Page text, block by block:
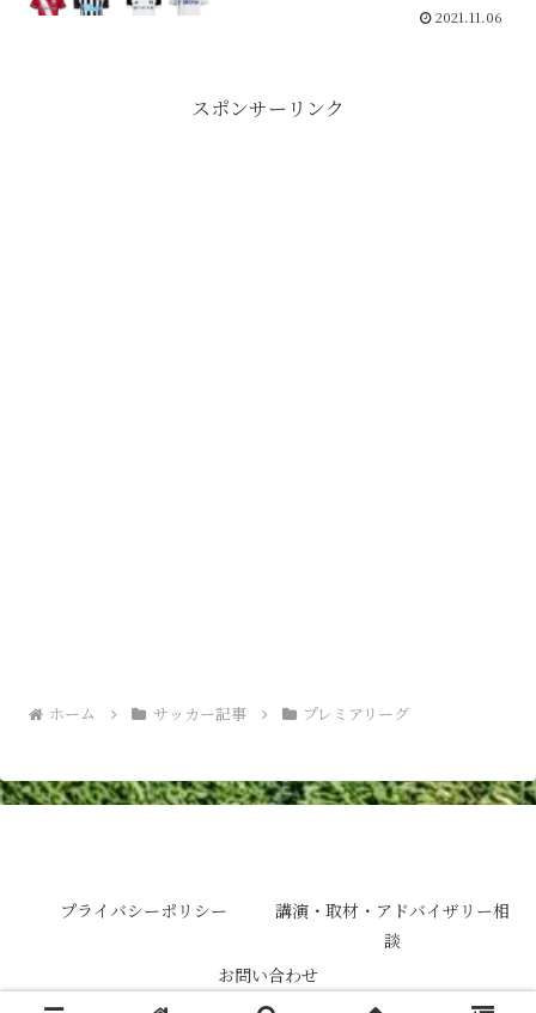
2021.11.06
スポンサーリンク
ホーム サッカー記事 プレミアリーグ
プライバシーポリシー
講演・取材・アドバイザリー相
談
お問い合わせ